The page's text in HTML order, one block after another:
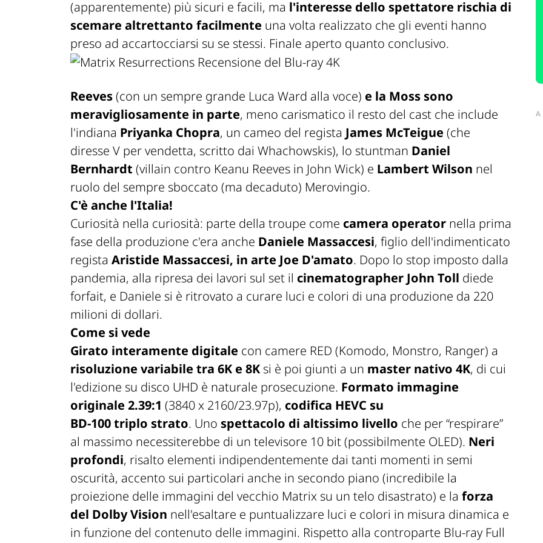
(apparentemente) più sicuri e facili, ma l'interesse dello spettatore rischia di
scemare altrettanto facilmente una volta realizzato che gli eventi hanno
preso ad accartocciarsi su se stessi. Finale aperto quanto conclusivo.
Reeves(con un sempre grande Luca Ward alla voce) e la Moss sono
meravigliosamente in parte, meno carismatico il resto del cast che include
l'indiana Priyanka Chopra, un cameo del regista James McTeigue (che
diresse V per vendetta, scritto dai Whachowskis), lo stuntman Daniel
Bernhardt (villain contro Keanu Reeves in John Wick) e Lambert Wilson nel
ruolo del sempre sboccato (ma decaduto) Merovingio.
C'è anche l'Italia!
Curiosità nella curiosità: parte della troupe come camera operator nella prima
fase della produzione c'era anche Daniele Massaccesi, figlio dell'indimenticato
regista Aristide Massaccesi, in arte Joe D'amato. Dopo lo stop imposto dalla
pandemia, alla ripresa dei lavori sul set il cinematographer John Toll diede
forfait, e Daniele si è ritrovato a curare luci e colori di una produzione da 220
milioni di dollari.
Come si vede
Girato interamente digitale con camere RED (Komodo, Monstro, Ranger) a
risoluzione variabile tra 6K e 8K si è poi giunti a un master nativo 4K, di cui
l'edizione su disco UHD è naturale prosecuzione. Formato immagine
originale 2.39:1 (3840 x 2160/23.97p), codifica HEVC su
BD-100 triplo strato. Uno spettacolo di altissimo livello che per “respirare”
al massimo necessiterebbe di un televisore 10 bit (possibilmente OLED). Neri
profondi, risalto elementi indipendentemente dai tanti momenti in semi
oscurità, accento sui particolari anche in secondo piano (incredibile la
proiezione delle immagini del vecchio Matrix su un telo disastrato) e la forza
del Dolby Vision nell'esaltare e puntualizzare luci e colori in misura dinamica e
in funzione del contenuto delle immagini. Rispetto alla controparte Blu-ray Full